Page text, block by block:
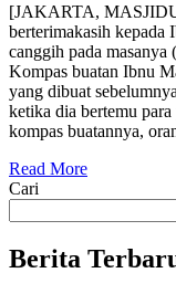
[JAKARTA,
berterimakasih kepada
canggih pada masanya
Kompas buatan Ibnu
yang dibuat
ketika dia bertemu
kompas buatannya,
Read More
Cari
Berita